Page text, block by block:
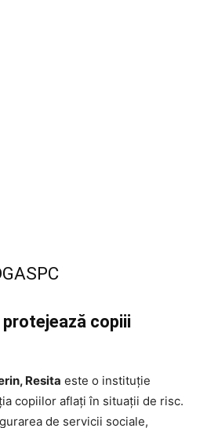
copiii
Resita este o instituție
copiilor aflați în situații de risc.
de servicii sociale,